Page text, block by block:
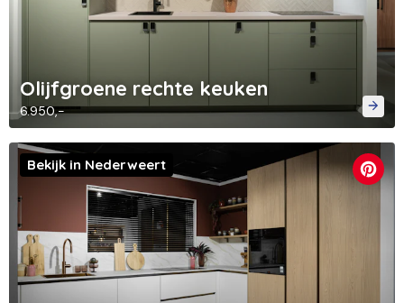
Olijfgroene rechte keuken
6.950,-
Bekijk in Nederweert